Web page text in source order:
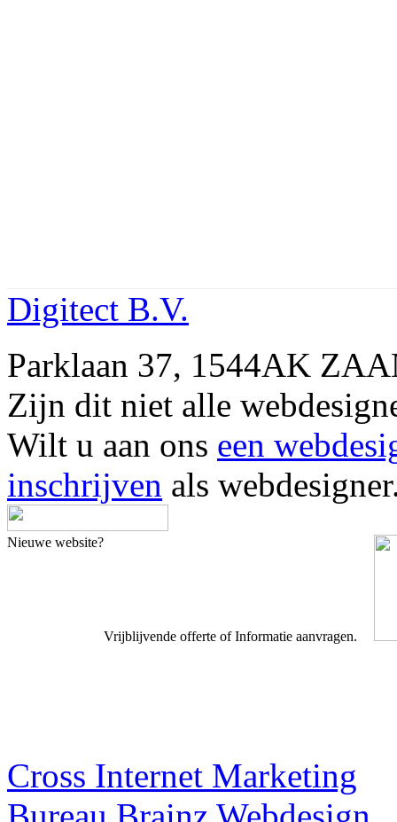
Digitect B.V.
Parklaan 37, 1544AK
Zijn dit niet alle
Wilt u aan ons een
inschrijven als
Nieuwe website?
Vrijblijvende offerte of Informatie aanvragen.
Cross Internet Marketing